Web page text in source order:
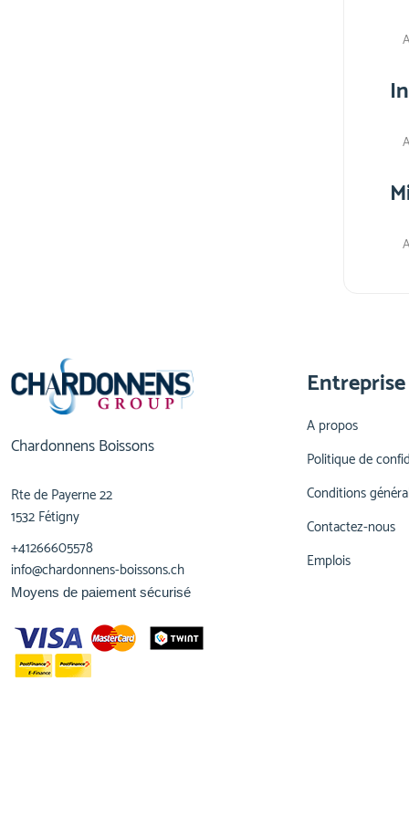
Chardonnens Boissons
Rte de Payerne 22
1532 Fétigny
+41266605578
info@chardonnens-boissons.ch
Entreprise
A propos
Politique de
Conditions
Contactez-nous
Emplois
Moyens de paiement sécurisé